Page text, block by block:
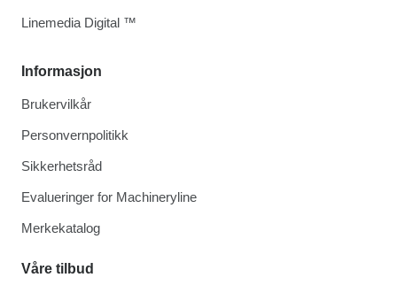
Informasjon
Brukervilkår
Personvernpolitikk
Sikkerhetsråd
Evalueringer for Machineryline
Merkekatalog
Våre tilbud
Linemedia Digital ™